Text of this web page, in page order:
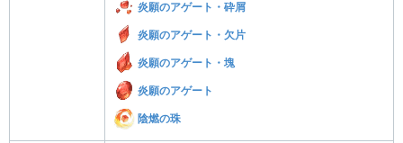
炎願のアゲート・砕屑
炎願のアゲート・欠片
炎願のアゲート・塊
炎願のアゲート
陰燃の珠